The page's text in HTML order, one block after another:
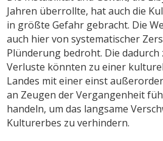
Jahren überrollte, hat auch die
in größte Gefahr gebracht. Die
auch hier von systematischer
Plünderung bedroht. Die
Verluste könnten zu einer
Landes mit einer einst
an Zeugen der Vergangenheit
handeln, um das langsame
Kulturerbes zu verhindern.